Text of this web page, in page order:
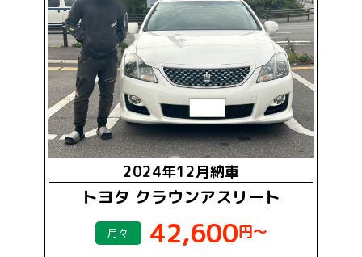
2024年12月納車
トヨタ クラウンアスリート
月々 42,600円～